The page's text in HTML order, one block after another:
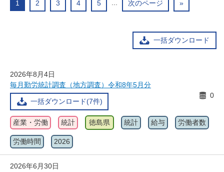
1 2 3 4 5 ... 次のページ »
一括ダウンロード
2026年8月4日
毎月勤労統計調査（地方調査）令和8年5月分
一括ダウンロード(7件)
0
産業・労働 統計 徳島県 統計 給与 労働者数
労働時間 2026
2026年6月30日